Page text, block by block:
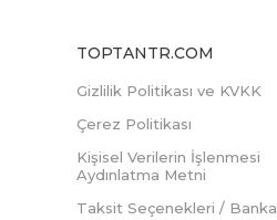
TOPTANTR.COM
Gizlilik Politikası ve KVKK
Çerez Politikası
Kişisel Verilerin İşlenmesi
Aydınlatma Metni
Taksit Seçenekleri / Banka